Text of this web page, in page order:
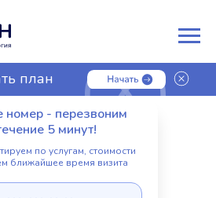
план
номер - перезвоним
5 минут!
по услугам, стоимости
ближайшее время визита